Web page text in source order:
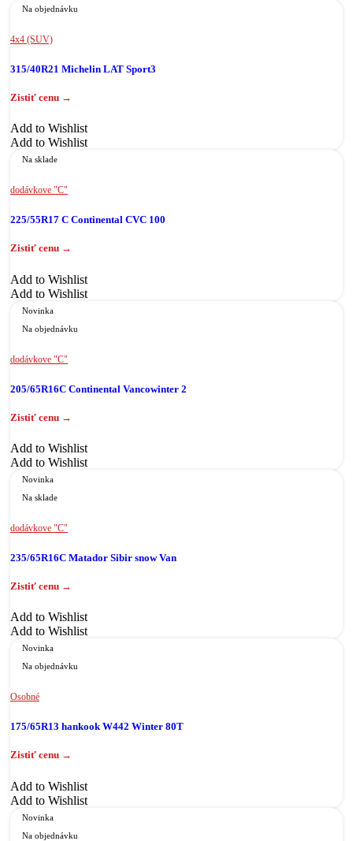
Na objednávku
4x4 (SUV)
315/40R21 Michelin LAT Sport3
Add to Wishlist
Add to Wishlist
Na sklade
dodávkove "C"
225/55R17 C Continental CVC 100
Add to Wishlist
Add to Wishlist
Novinka
Na objednávku
dodávkove "C"
205/65R16C Continental Vancowinter 2
Add to Wishlist
Add to Wishlist
Novinka
Na sklade
dodávkove "C"
235/65R16C Matador Sibir snow Van
Add to Wishlist
Add to Wishlist
Novinka
Na objednávku
Osobné
175/65R13 hankook W442 Winter 80T
Add to Wishlist
Add to Wishlist
Novinka
Na objednávku